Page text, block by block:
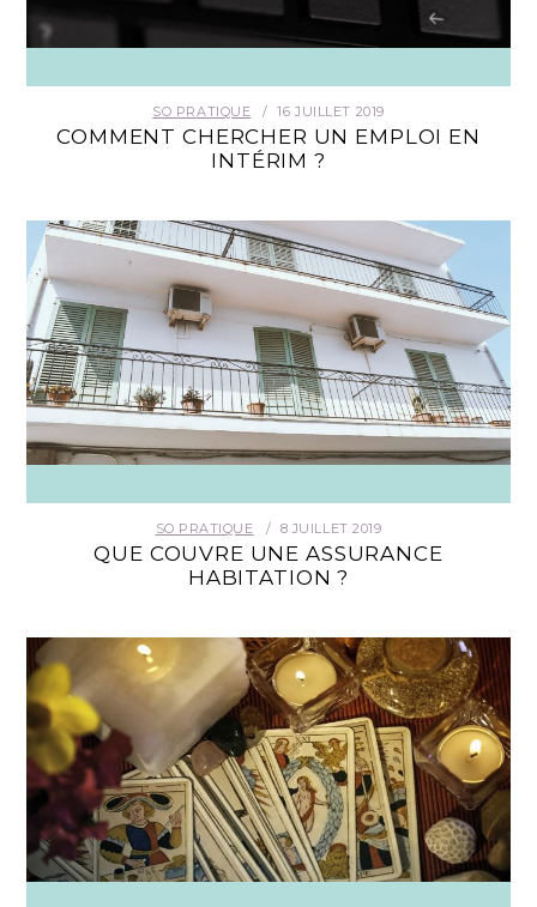
SO PRATIQUE 16 JUILLET 2019
COMMENT CHERCHER UN EMPLOI EN
INTÉRIM ?
SO PRATIQUE 8 JUILLET 2019
QUE COUVRE UNE ASSURANCE
HABITATION ?